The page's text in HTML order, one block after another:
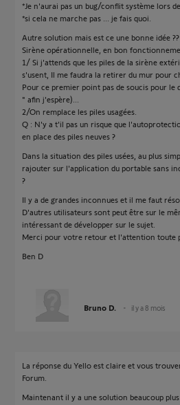
*Je n'aurai pas un bug/conflit système lors
*si cela ne marche pas ... je fais quoi.
Autre solution mais est ce une bonne idée ??
Sirène opérationnelle, en bon
1/ Si j'attends que les piles de la sirène
s'usent, Il me faudra la retirer du mur pour
Pour ce premier point pas de soucis pour le
" afin j'espère)...
2/On remplace les piles usagées.
Q : N'y a t'il pas un risque que
en place des piles neuves ?
Dans la situation des piles usées, au plus
rajouter sur l'application du portable sans
?
Il y a de grandes inconnues et il me faut
D'autres utilisateurs sont peut être sur le
intéressant de développer sur le sujet.
Merci pour votre retour et l'attention toute
Ben D
Bruno D. il y a 8 mois
La réponse du Yello est claire et vous
Forum.
Maintenant il y a une solution beaucoup